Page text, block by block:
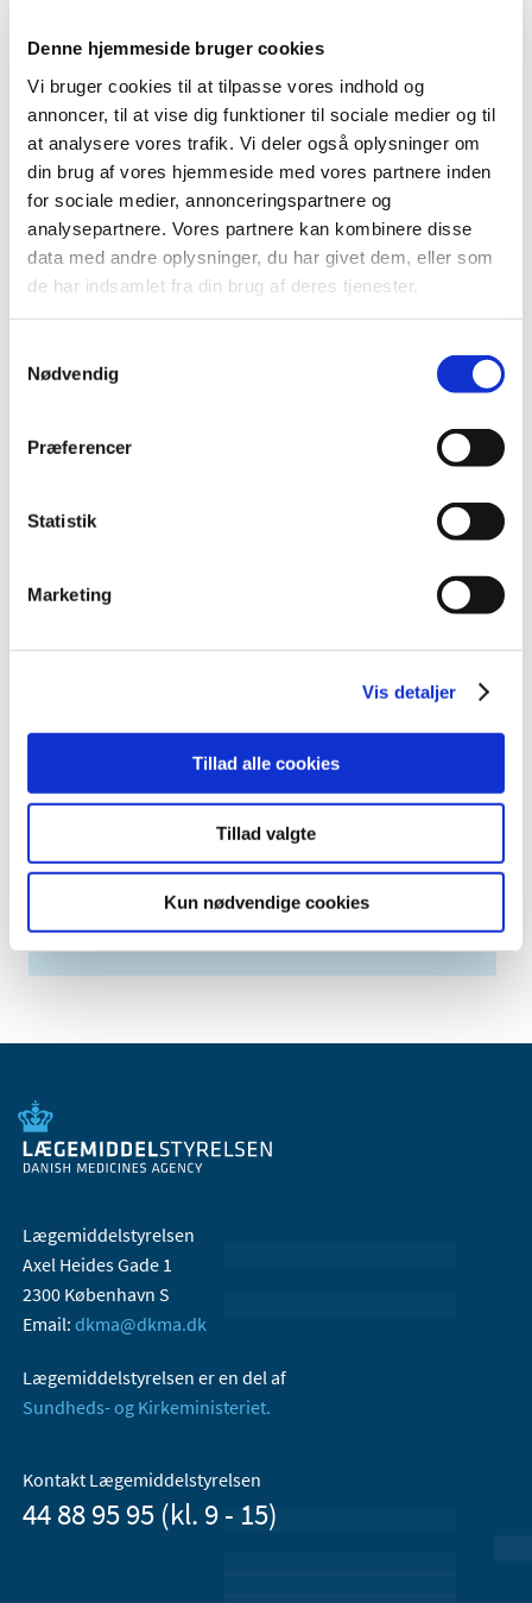
Denne hjemmeside bruger cookies
Vi bruger cookies til at tilpasse vores indhold og
annoncer, til at vise dig funktioner til sociale medier og til
at analysere vores trafik. Vi deler også oplysninger om
din brug af vores hjemmeside med vores partnere inden
for sociale medier, annonceringspartnere og
analysepartnere. Vores partnere kan kombinere disse
data med andre oplysninger, du har givet dem, eller som
de har indsamlet fra din brug af deres tjenester.
Nødvendig
Præferencer
Statistik
Marketing
Vis detaljer
Tillad alle cookies
Tillad valgte
Kun nødvendige cookies
Ny medicin – medicin, der er markedsført inden for
skærpet indberetningspligt.
Det er særligt relevant for læger og andre
sundhedsprofessionelle, men kan være relevant for alle,
der arbejder med medicin (enten klinisk, i
medicinalindustrien eller i detailindustrien) eller andre,
der gerne vil have de seneste opdateringer om
bivirkninger ved medicin/sikkerhedsopdateringer af
medicin.
fortløbende
Den Europæiske Bivirkningskomité (PRAC) offentliggør
regelmæssigt en vurdering af sikkerhedsopdateringer…
2025 (4)
maj (1)
2022 (18)
2020 (21)
Lægemiddelstyrelsen
Axel Heides Gade 1
2300 København S
Email: dkma@dkma.dk
Lægemiddelstyrelsen er en del af
Sundheds- og Kirkeministeriet.
Kontakt Lægemiddelstyrelsen
44 88 95 95 (kl. 9 - 15)